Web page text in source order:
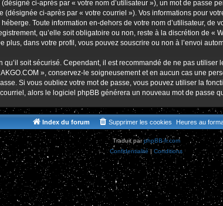
ci-après par « votre nom d’utilisateur »), un mot de passe
ci-après par « votre courriel »). Vos informations pour
Toute information en-dehors de votre nom d’utilisateur, de
qu’elle soit obligatoire ou non, reste à la discrétion de «
plus, dans votre profil, vous pouvez souscrire ou non à l’envoi
soit sécurisé. Cependant, il est recommandé de ne pas
», conservez-le soigneusement et en aucun cas une
Si vous oubliez votre mot de passe, vous pouvez utiliser la
alors le logiciel phpBB générera un nouveau mot de passe
Index du forum Heures au
Supprimer les cookies
Traduit parphpBB-fr.com
Confidentialité|Conditions